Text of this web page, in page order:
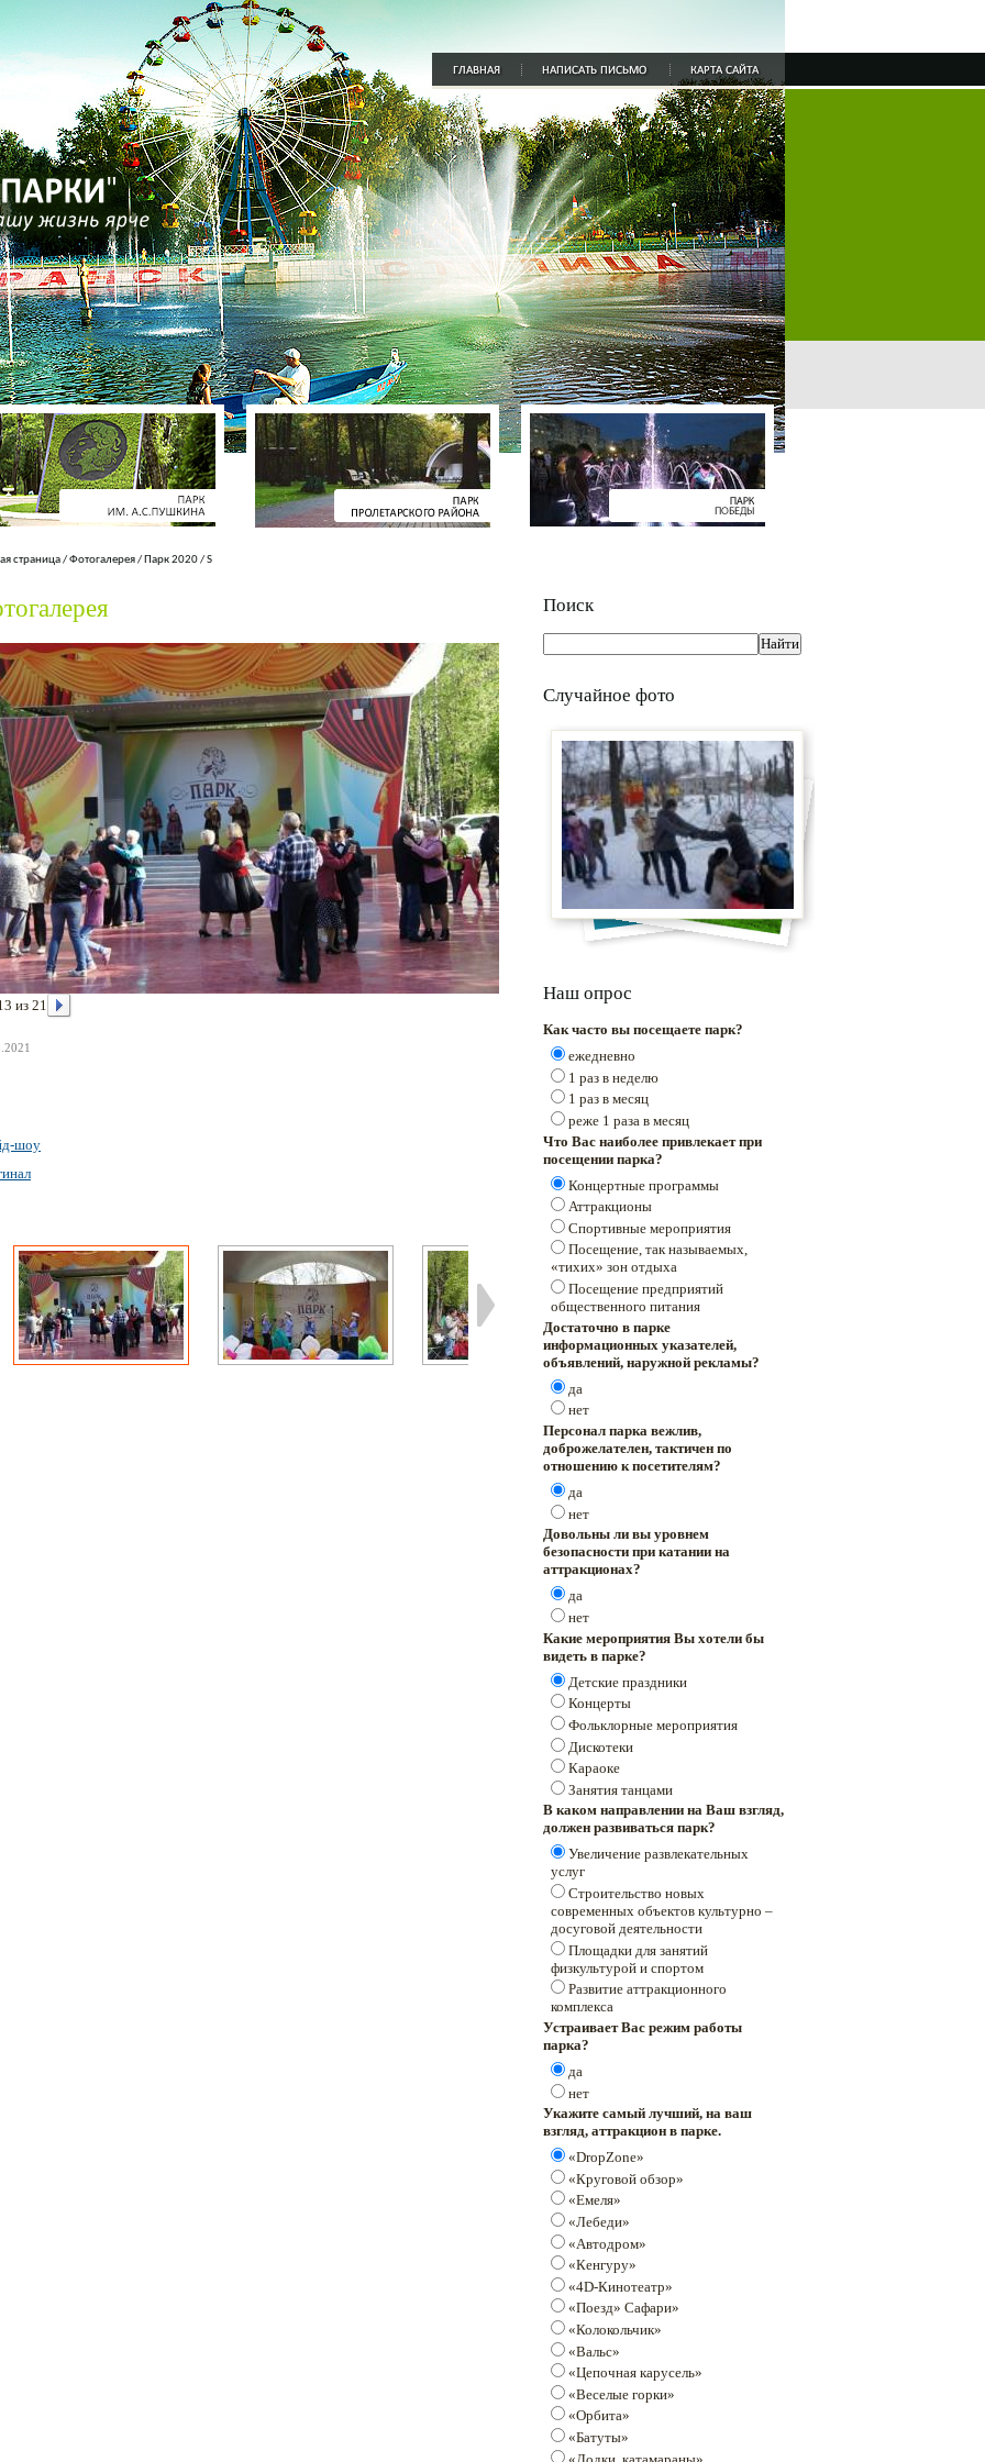
страница/Фотогалерея/ Парк 2020/S
из 21
шоу
Поиск
Случайное фото
Наш опрос
Как часто вы посещаете парк?
ежедневно
1 раз в неделю
1 раз в месяц
реже 1 раза в месяц
Что Вас наиболее привлекает при
посещении парка?
Концертные программы
Аттракционы
Спортивные мероприятия
Посещение, так называемых,
«тихих» зон отдыха
Посещение предприятий
общественного питания
Достаточно в парке
информационных указателей,
объявлений, наружной рекламы?
да
нет
Персонал парка вежлив,
доброжелателен, тактичен по
отношению к посетителям?
да
нет
Довольны ли вы уровнем
безопасности при катании на
аттракционах?
да
нет
Какие мероприятия Вы хотели бы
видеть в парке?
Детские праздники
Концерты
Фольклорные мероприятия
Дискотеки
Караоке
Занятия танцами
В каком направлении на Ваш взгляд,
должен развиваться парк?
Увеличение развлекательных
услуг
Строительство новых
современных объектов культурно –
досуговой деятельности
Площадки для занятий
физкультурой и спортом
Развитие аттракционного
комплекса
Устраивает Вас режим работы
парка?
да
нет
Укажите самый лучший, на ваш
взгляд, аттракцион в парке.
«DropZone»
«Круговой обзор»
«Емеля»
«Лебеди»
«Автодром»
«Кенгуру»
«4D-Кинотеатр»
«Поезд» Сафари»
«Колокольчик»
«Вальс»
«Цепочная карусель»
«Веселые горки»
«Орбита»
«Батуты»